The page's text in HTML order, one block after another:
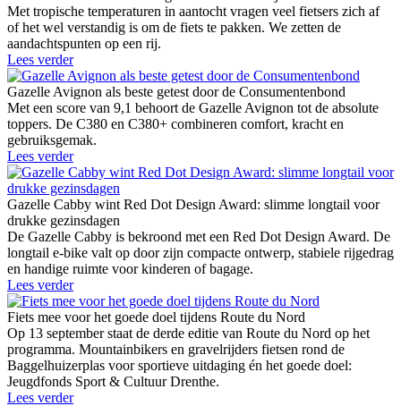
Met tropische temperaturen in aantocht vragen veel fietsers zich af
of het wel verstandig is om de fiets te pakken. We zetten de
aandachtspunten op een rij.
Lees verder
Gazelle Avignon als beste getest door de Consumentenbond
Met een score van 9,1 behoort de Gazelle Avignon tot de absolute
toppers. De C380 en C380+ combineren comfort, kracht en
gebruiksgemak.
Lees verder
Gazelle Cabby wint Red Dot Design Award: slimme longtail voor
drukke gezinsdagen
De Gazelle Cabby is bekroond met een Red Dot Design Award. De
longtail e-bike valt op door zijn compacte ontwerp, stabiele rijgedrag
en handige ruimte voor kinderen of bagage.
Lees verder
Fiets mee voor het goede doel tijdens Route du Nord
Op 13 september staat de derde editie van Route du Nord op het
programma. Mountainbikers en gravelrijders fietsen rond de
Baggelhuizerplas voor sportieve uitdaging én het goede doel:
Jeugdfonds Sport & Cultuur Drenthe.
Lees verder